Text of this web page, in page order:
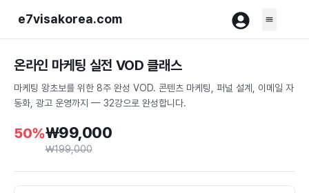
e7visakorea.com
온라인 마케팅 실전 VOD 클래스
마케팅 왕초보를 위한 8주 완성 VOD. 콘텐츠 마케팅, 퍼널 설계, 이메일 자
동화, 광고 운영까지 — 32강으로 완성합니다.
50%₩99,000
₩199,000